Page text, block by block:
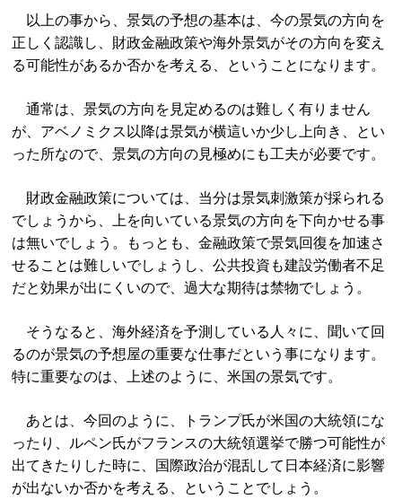
以上の事から、景気の予想の基本は、今の景気の方向を
正しく認識し、財政金融政策や海外景気がその方向を変え
る可能性があるか否かを考える、ということになります。
通常は、景気の方向を見定めるのは難しく有りません
が、アベノミクス以降は景気が横這いか少し上向き、とい
った所なので、景気の方向の見極めにも工夫が必要です。
財政金融政策については、当分は景気刺激策が採られる
でしょうから、上を向いている景気の方向を下向かせる事
は無いでしょう。もっとも、金融政策で景気回復を加速さ
せることは難しいでしょうし、公共投資も建設労働者不足
だと効果が出にくいので、過大な期待は禁物でしょう。
そうなると、海外経済を予測している人々に、聞いて回
るのが景気の予想屋の重要な仕事だという事になります。
特に重要なのは、上述のように、米国の景気です。
あとは、今回のように、トランプ氏が米国の大統領にな
ったり、ルペン氏がフランスの大統領選挙で勝つ可能性が
出てきたりした時に、国際政治が混乱して日本経済に影響
が出ないか否かを考える、ということでしょう。